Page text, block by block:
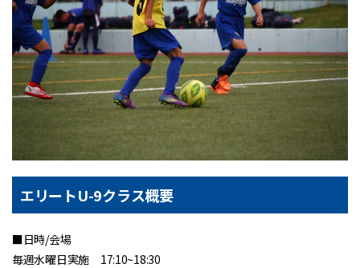
エリートU-9クラス概要
■日時/会場
毎週水曜日実施 17:10~18:30